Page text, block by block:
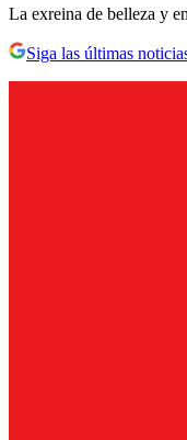
La exreina de belleza y
Siga las últimas